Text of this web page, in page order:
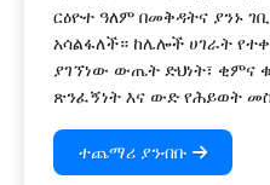
ርዕዮተ ዓለም በመቅዳትና ያንኑ
አሳልፋለች። ከሌሎች ሀገራት
ያገኘነው ውጤት ድህነት፣ ቂምና
ጽንፈኝነት እና ውድ የሕይወት
ተጨማሪ ያንብቡ